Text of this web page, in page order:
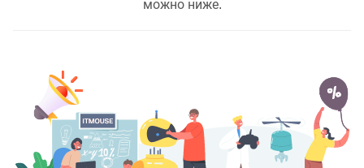
можно ниже.